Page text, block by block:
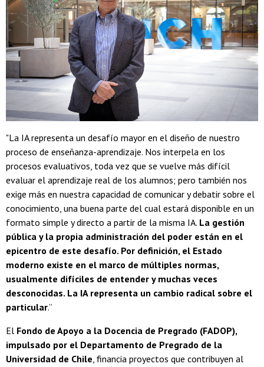
"La IA representa un desafío mayor en el diseño de nuestro
proceso de enseñanza-aprendizaje. Nos interpela en los
procesos evaluativos, toda vez que se vuelve más difícil
evaluar el aprendizaje real de los alumnos; pero también nos
exige más en nuestra capacidad de comunicar y debatir sobre el
conocimiento, una buena parte del cual estará disponible en un
formato simple y directo a partir de la misma IA. La gestión
pública y la propia administración del poder están en el
epicentro de este desafío. Por definición, el Estado
moderno existe en el marco de múltiples normas,
usualmente difíciles de entender y muchas veces
desconocidas. La IA representa un cambio radical sobre el
particular.”
El Fondo de Apoyo a la Docencia de Pregrado (FADOP),
impulsado por el Departamento de Pregrado de la
Universidad de Chile , financia proyectos que contribuyen al